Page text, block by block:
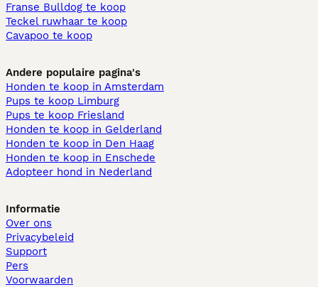
Franse Bulldog te koop
Teckel ruwhaar te koop
Cavapoo te koop
Andere populaire pagina's
Honden te koop in Amsterdam
Pups te koop Limburg​
Pups te koop Friesland​
Honden te koop in Gelderland
Honden te koop in Den Haag
Honden te koop in Enschede
Adopteer hond in Nederland
Informatie
Over ons
Privacybeleid
Support
Pers
Voorwaarden